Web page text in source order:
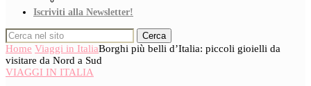
Iscriviti alla Newsletter!
Cerca
Home Viaggi in ItaliaBorghi più belli d’Italia: piccoli gioielli da
visitare da Nord a Sud
VIAGGI IN ITALIA